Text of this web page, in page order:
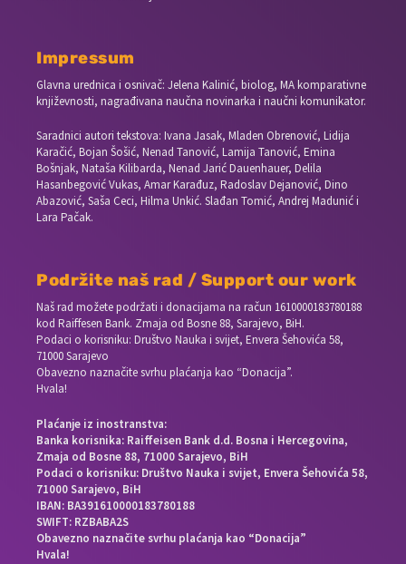
Impressum
Glavna urednica i osnivač: Jelena Kalinić, biolog, MA komparativne
književnosti, nagrađivana naučna novinarka i naučni komunikator.
Saradnici autori tekstova: Ivana Jasak, Mladen Obrenović, Lidija
Karačić, Bojan Šošić, Nenad Tanović, Lamija Tanović, Emina
Bošnjak, Nataša Kilibarda, Nenad Jarić Dauenhauer, Delila
Hasanbegović Vukas, Amar Karađuz, Radoslav Dejanović, Dino
Abazović, Saša Ceci, Hilma Unkić. Slađan Tomić, Andrej Madunić i
Lara Pačak.
Podržite naš rad / Support our work
Naš rad možete podržati i donacijama na račun 1610000183780188
kod Raiffesen Bank. Zmaja od Bosne 88, Sarajevo, BiH.
Podaci o korisniku: Društvo Nauka i svijet, Envera Šehovića 58,
71000 Sarajevo
Obavezno naznačite svrhu plaćanja kao “Donacija”.
Hvala!
Plaćanje iz inostranstva:
Banka korisnika: Raiffeisen Bank d.d. Bosna i Hercegovina,
Zmaja od Bosne 88, 71000 Sarajevo, BiH
Podaci o korisniku: Društvo Nauka i svijet, Envera Šehovića 58,
71000 Sarajevo, BiH
IBAN: BA391610000183780188
SWIFT: RZBABA2S
Obavezno naznačite svrhu plaćanja kao “Donacija”
Hvala!